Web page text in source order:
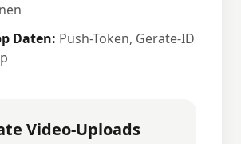
Daten: Push-Token, Geräte-ID
Video-Uploads